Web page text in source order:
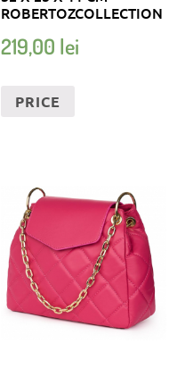
ROBERTOZCOLLECTION
219,00 lei
PRICE